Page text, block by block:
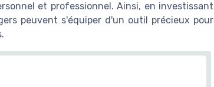
et professionnel. Ainsi, en investissant
peuvent s'équiper d'un outil précieux pour